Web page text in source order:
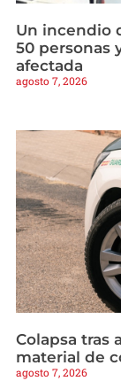
Un incendio
50 personas
afectada
agosto 7, 2026
Colapsa tras
material de
agosto 7, 2026